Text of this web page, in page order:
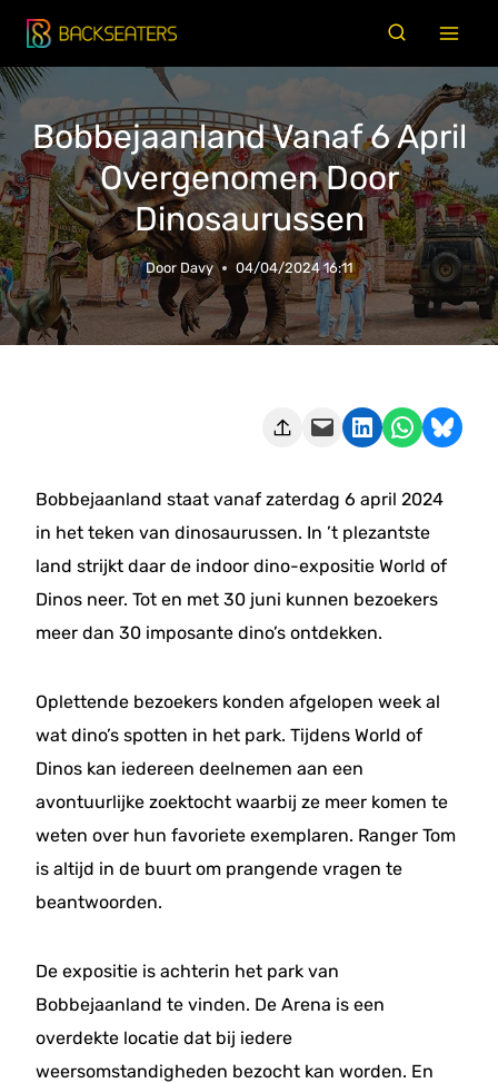
Doorgaan
naar
inhoud
Bobbejaanland Vanaf 6 April
Overgenomen Door
Dinosaurussen
Door Davy 04/04/2024 16:11
Deze pagina e-mailen Delen op LinkedIn Delen via WhatsApp Share on Bluesky
Bobbejaanland staat vanaf zaterdag 6 april 2024
in het teken van dinosaurussen. In ’t plezantste
land strijkt daar de indoor dino-expositie World of
Dinos neer. Tot en met 30 juni kunnen bezoekers
meer dan 30 imposante dino’s ontdekken.
Oplettende bezoekers konden afgelopen week al
wat dino’s spotten in het park. Tijdens World of
Dinos kan iedereen deelnemen aan een
avontuurlijke zoektocht waarbij ze meer komen te
weten over hun favoriete exemplaren. Ranger Tom
is altijd in de buurt om prangende vragen te
beantwoorden.
De expositie is achterin het park van
Bobbejaanland te vinden. De Arena is een
overdekte locatie dat bij iedere
weersomstandigheden bezocht kan worden. En